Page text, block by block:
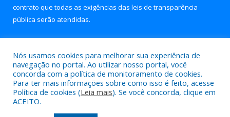
contrato que todas as exigências das leis de transparência
pública serão atendidas.
Todos os direitos reservados a Prefeitura Municipal de Soure.
Nós usamos cookies para melhorar sua experiência de
navegação no portal. Ao utilizar nosso portal, você
concorda com a política de monitoramento de cookies.
Para ter mais informações sobre como isso é feito, acesse
Política de cookies (Leia mais). Se você concorda, clique em
ACEITO.